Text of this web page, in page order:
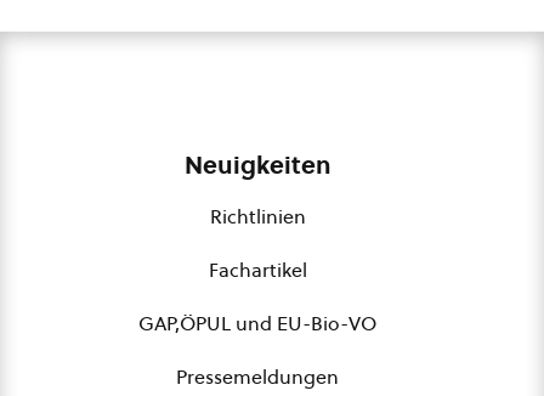
Neuigkeiten
Richtlinien
Fachartikel
GAP,ÖPUL und EU-Bio-VO
Pressemeldungen